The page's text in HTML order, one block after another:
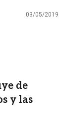
03/05/2019
de
y las